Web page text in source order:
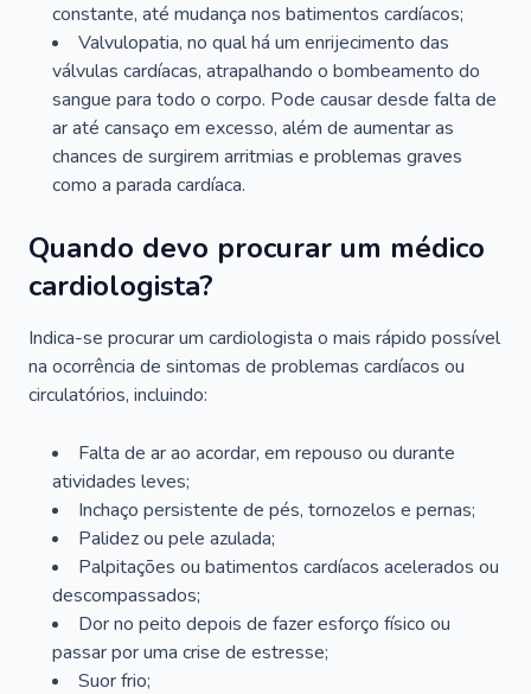
constante, até mudança nos batimentos cardíacos;
Valvulopatia, no qual há um enrijecimento das
válvulas cardíacas, atrapalhando o bombeamento do
sangue para todo o corpo. Pode causar desde falta de
ar até cansaço em excesso, além de aumentar as
chances de surgirem arritmias e problemas graves
como a parada cardíaca.
Quando devo procurar um médico
cardiologista?
Indica-se procurar um cardiologista o mais rápido possível
na ocorrência de sintomas de problemas cardíacos ou
circulatórios, incluindo:
Falta de ar ao acordar, em repouso ou durante
atividades leves;
Inchaço persistente de pés, tornozelos e pernas;
Palidez ou pele azulada;
Palpitações ou batimentos cardíacos acelerados ou
descompassados;
Dor no peito depois de fazer esforço físico ou
passar por uma crise de estresse;
Suor frio;